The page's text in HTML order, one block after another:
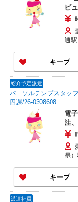
ビ
通
キープ
紹介予定派遣
パーソルテンプスタッ
四課/26-0308608
電
注
県
キープ
派遣社員